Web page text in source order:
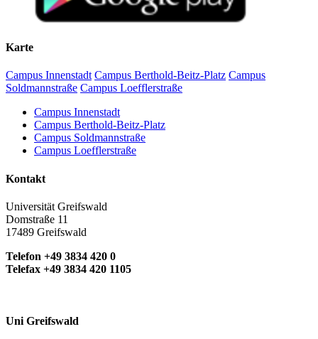
Karte
Campus Innenstadt Campus Berthold-Beitz-Platz Campus
Soldmannstraße Campus Loefflerstraße
Campus Innenstadt
Campus Berthold-Beitz-Platz
Campus Soldmannstraße
Campus Loefflerstraße
Kontakt
Universität Greifswald
Domstraße 11
17489 Greifswald
Telefon +49 3834 420 0
Telefax +49 3834 420 1105
Uni Greifswald